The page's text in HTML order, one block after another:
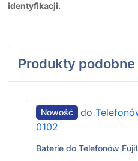
identyfikacji.
Produkty podobne
Nowość
Baterie do Telefonów